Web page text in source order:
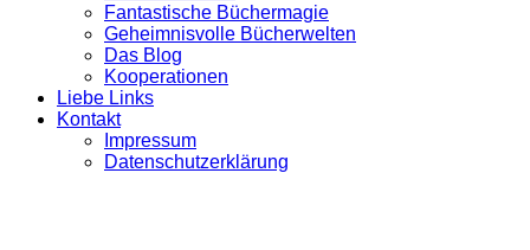
Fantastische Büchermagie
Geheimnisvolle Bücherwelten
Das Blog
Kooperationen
Liebe Links
Kontakt
Impressum
Datenschutzerklärung